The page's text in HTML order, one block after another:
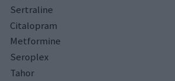
Sertraline
Citalopram
Metformine
Seroplex
Tahor